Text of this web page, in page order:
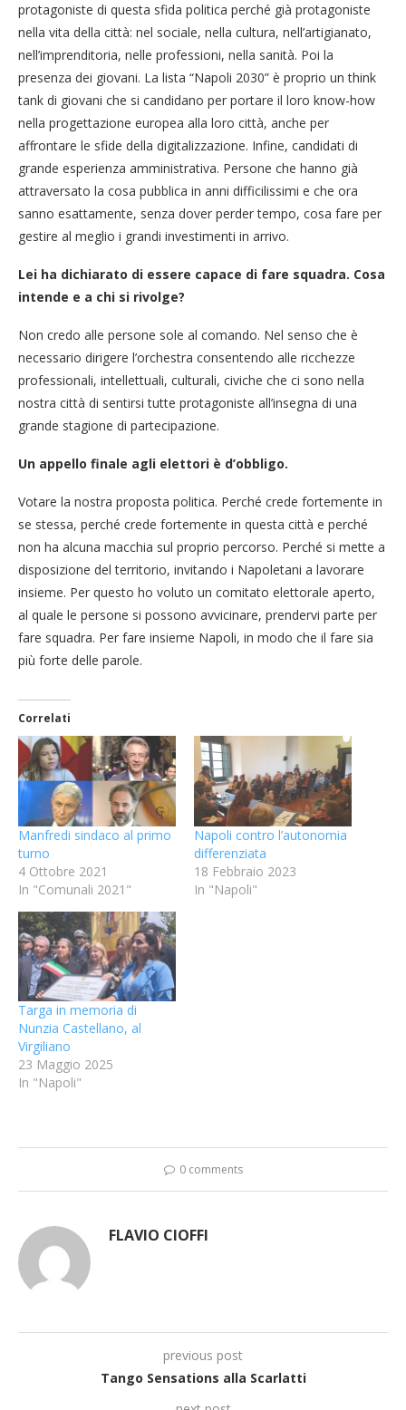
protagoniste di questa sfida politica perché già protagoniste
nella vita della città: nel sociale, nella cultura, nell’artigianato,
nell’imprenditoria, nelle professioni, nella sanità. Poi la
presenza dei giovani. La lista “Napoli 2030” è proprio un think
tank di giovani che si candidano per portare il loro know-how
nella progettazione europea alla loro città, anche per
affrontare le sfide della digitalizzazione. Infine, candidati di
grande esperienza amministrativa. Persone che hanno già
attraversato la cosa pubblica in anni difficilissimi e che ora
sanno esattamente, senza dover perder tempo, cosa fare per
gestire al meglio i grandi investimenti in arrivo.
Lei ha dichiarato di essere capace di fare squadra. Cosa
intende e a chi si rivolge?
Non credo alle persone sole al comando. Nel senso che è
necessario dirigere l’orchestra consentendo alle ricchezze
professionali, intellettuali, culturali, civiche che ci sono nella
nostra città di sentirsi tutte protagoniste all’insegna di una
grande stagione di partecipazione.
Un appello finale agli elettori è d’obbligo.
Votare la nostra proposta politica. Perché crede fortemente in
se stessa, perché crede fortemente in questa città e perché
non ha alcuna macchia sul proprio percorso. Perché si mette a
disposizione del territorio, invitando i Napoletani a lavorare
insieme. Per questo ho voluto un comitato elettorale aperto,
al quale le persone si possono avvicinare, prendervi parte per
fare squadra. Per fare insieme Napoli, in modo che il fare sia
più forte delle parole.
Correlati
Manfredi sindaco al primo
turno
4 Ottobre 2021
In "Comunali 2021"
Napoli contro l’autonomia
differenziata
18 Febbraio 2023
In "Napoli"
Targa in memoria di
Nunzia Castellano, al
Virgiliano
23 Maggio 2025
In "Napoli"
0 comments
FLAVIO CIOFFI
previous post
Tango Sensations alla Scarlatti